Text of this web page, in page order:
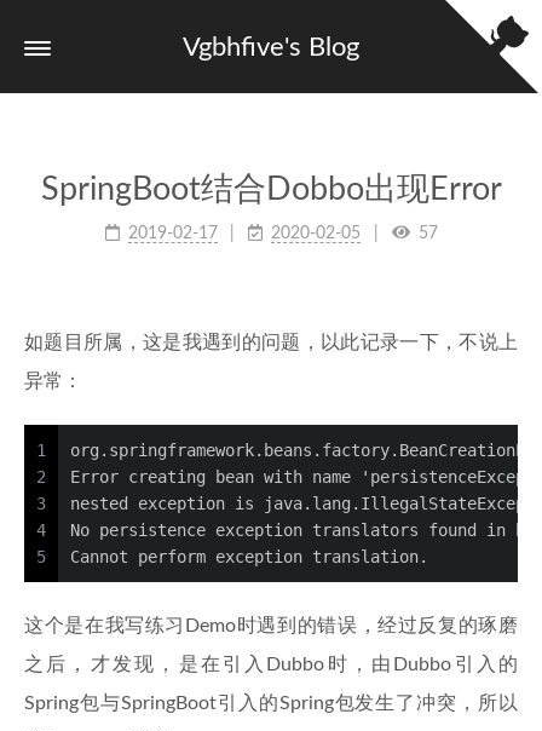
Vgbhfive's Blog
SpringBoot结合Dobbo出现Error
2019-02-17 2020-02-05 57
如题目所属，这是我遇到的问题，以此记录一下，不说上
异常：
1
2
3
4
5
Error creating bean with name
nested exception is
No persistence exception translators found in
Cannot perform exception translation.
这个是在我写练习Demo时遇到的错误，经过反复的琢磨
之后，才发现，是在引入Dubbo时，由Dubbo引入的
Spring包与SpringBoot引入的Spring包发生了冲突，所以